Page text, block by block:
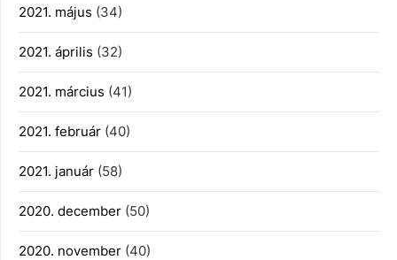
2021. május (34)
2021. április (32)
2021. március (41)
2021. február (40)
2021. január (58)
2020. december (50)
2020. november (40)